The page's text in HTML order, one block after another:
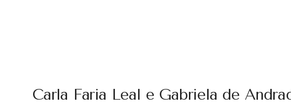
Carla Faria Leal e Gabriela de